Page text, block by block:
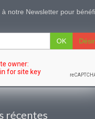
à notre Newsletter pour
OK
récentes